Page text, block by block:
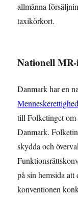
allmänna
taxikörkort.
Nationell
Danmark har en
till Folketinget om
Danmark.
skydda och
på sin hemsida
konventionen